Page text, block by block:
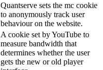
Quantserve sets the mc cookie
to anonymously track user
behaviour on the website.
A cookie set by YouTube to
measure bandwidth that
determines whether the user
gets the new or old player